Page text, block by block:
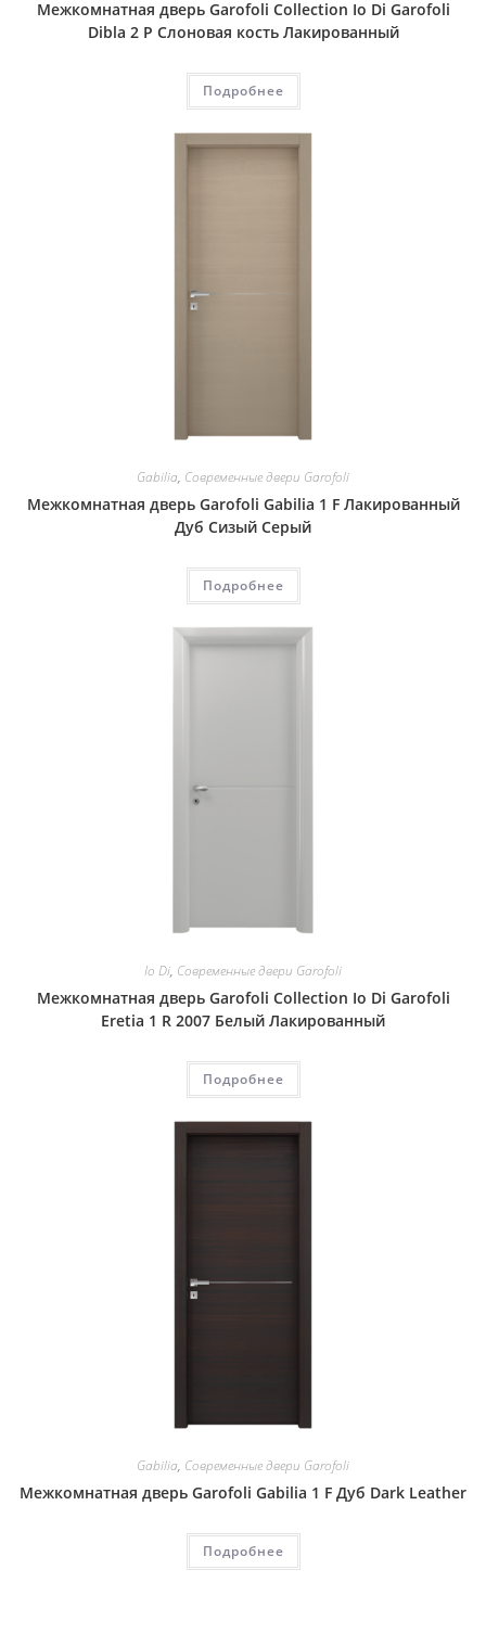
Межкомнатная дверь Garofoli Collection Io Di Garofoli
Dibla 2 P Слоновая кость Лакированный
Подробнее
Gabilia, Современные двери Garofoli
Межкомнатная дверь Garofoli Gabilia 1 F Лакированный
Дуб Сизый Серый
Подробнее
Io Di, Современные двери Garofoli
Межкомнатная дверь Garofoli Collection Io Di Garofoli
Eretia 1 R 2007 Белый Лакированный
Подробнее
Gabilia, Современные двери Garofoli
Межкомнатная дверь Garofoli Gabilia 1 F Дуб Dark Leather
Подробнее